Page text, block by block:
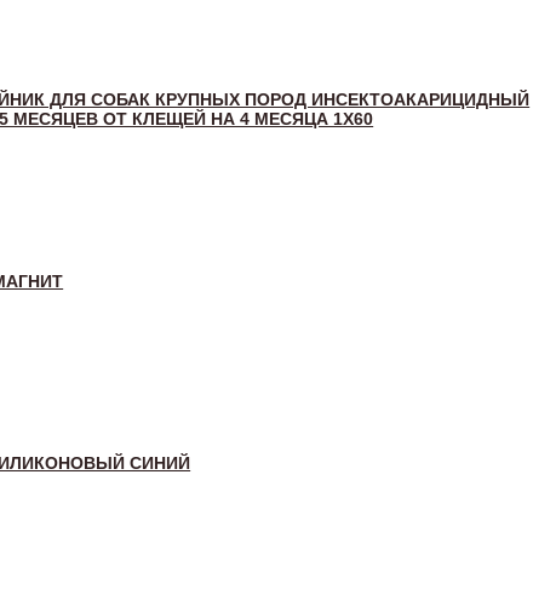
ДЛЯ СОБАК КРУПНЫХ ПОРОД ИНСЕКТОАКАРИЦИДНЫЙ
МЕСЯЦЕВ ОТ КЛЕЩЕЙ НА 4 МЕСЯЦА 1Х60
СИНИЙ